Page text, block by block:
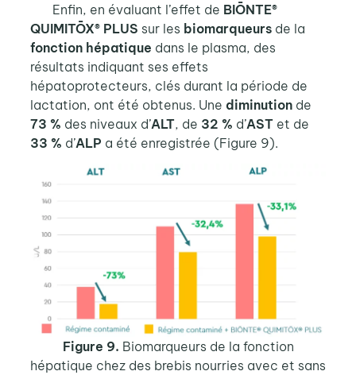
Enfin, en évaluant l’effet de BIŌNTE®
QUIMITŌX® PLUS sur les biomarqueursde la
fonction hépatique dans le plasma, des
résultats indiquant ses effets
hépatoprotecteurs, clés durant la période de
lactation, ont été obtenus. Une diminutionde
73 % des niveaux d’ALT, de 32 % d’ASTet de
33 % d’ALP a été enregistrée (Figure 9).
Figure 9. Biomarqueurs de la fonction
hépatique chez des brebis nourries avec et sans